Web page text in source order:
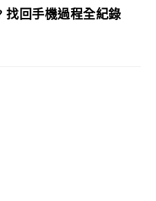
找回手機過程全紀錄